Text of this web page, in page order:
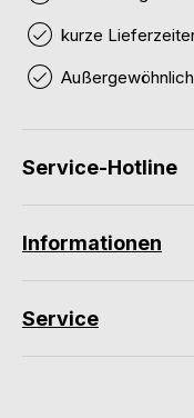
kurze
Service-Hotline
Informationen
Service